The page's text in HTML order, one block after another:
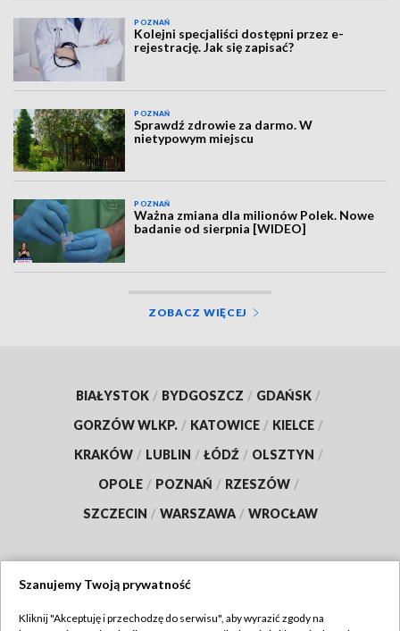
POZNAŃ
Kolejni specjaliści dostępni przez e-
rejestrację. Jak się zapisać?
POZNAŃ
Sprawdź zdrowie za darmo. W
nietypowym miejscu
POZNAŃ
Ważna zmiana dla milionów Polek. Nowe
badanie od sierpnia [WIDEO]
ZOBACZ WIĘCEJ
BIAŁYSTOK / BYDGOSZCZ / GDAŃSK /
GORZÓW WLKP. / KATOWICE / KIELCE /
KRAKÓW / LUBLIN / ŁÓDŹ / OLSZTYN /
OPOLE / POZNAŃ / RZESZÓW /
SZCZECIN / WARSZAWA / WROCŁAW
Szanujemy Twoją prywatność
Kliknij "Akceptuję i przechodzę do serwisu", aby wyrazić zgody na